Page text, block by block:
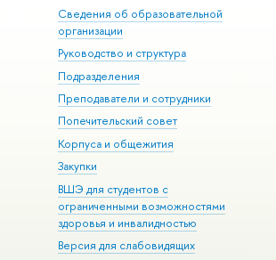
Сведения об образовательной
организации
Руководство и структура
Подразделения
Преподаватели и сотрудники
Попечительский совет
Корпуса и общежития
Закупки
ВШЭ для студентов с
ограниченными возможностями
здоровья и инвалидностью
Версия для слабовидящих